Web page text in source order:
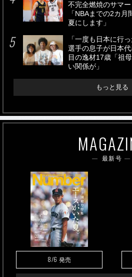
不完全燃焼のサマ
「NBAまでの2カ
夏にします」
「一度も日本に行
選手の息子が日本
目の逸材17歳「祖
い関係が」
もっと見る
最新号
8/6 発売